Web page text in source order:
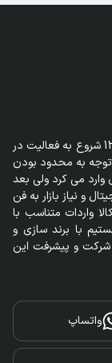
واتساپ